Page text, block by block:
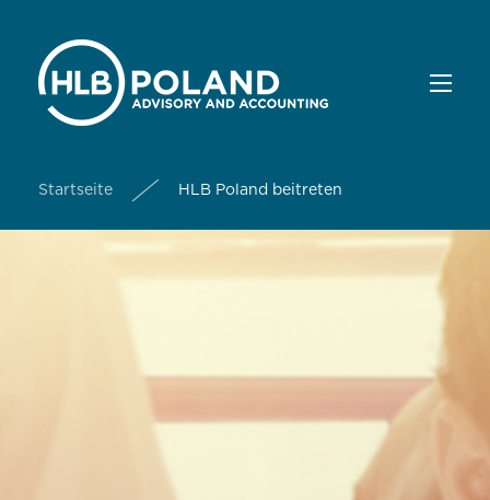
Startseite HLB Poland beitreten